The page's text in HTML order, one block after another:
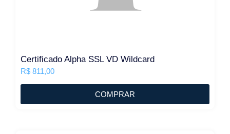
Certificado Alpha SSL VD Wildcard
R$ 811,00
COMPRAR